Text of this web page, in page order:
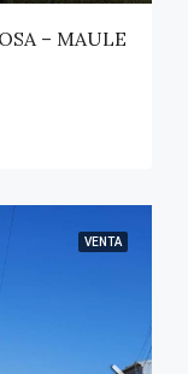
– MAULE
VENTA